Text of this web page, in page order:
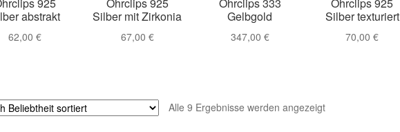
2020Weihnachtsangebote 2021 Widerrufsrecht
abstrakt
62,00€
Silber mit Zirkonia
67,00 €
Gelbgold
347,00 €
Silber texturiert
70,00€
Alle 9 Ergebnisse werden angezeigtNach